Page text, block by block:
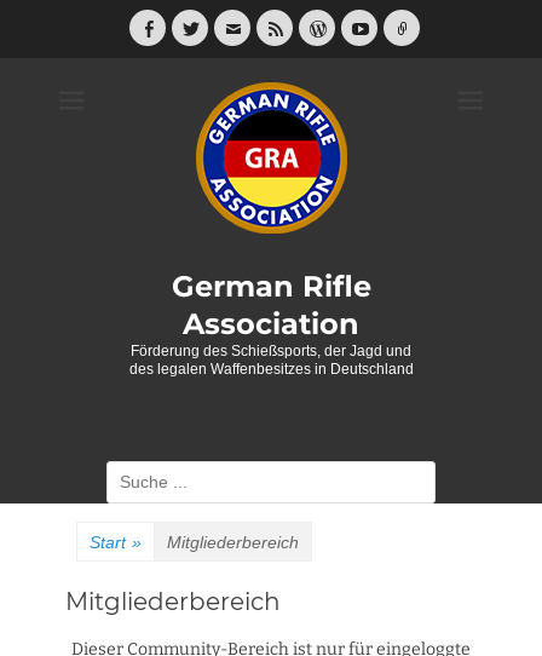
Facebook
Twitter
E-
Feed WordPress
YouTube
Link
German Rifle
Association
Förderung des Schießsports, der Jagd und
des legalen Waffenbesitzes in Deutschland
Suche
nach:
Start » Mitgliederbereich
Mitgliederbereich
Dieser Community-Bereich ist nur für eingeloggte